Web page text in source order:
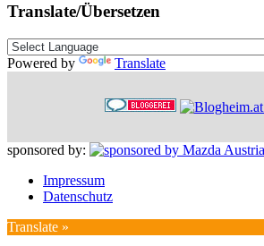
Translate/Übersetzen
Powered by Translate
sponsored by:
Impressum
Datenschutz
Translate »